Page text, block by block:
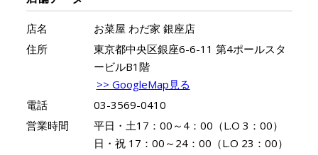
店名
お菜屋 わだ家 銀座店
住所
東京都中央区銀座6-6-11 第4ポールスタ
ービルB1階
>> GoogleMap見る
電話
03-3569-0410
営業時間
平日・土17：00～4：00（L.O 3：00）
日・祝 17：00～24：00（L.O 23：00）